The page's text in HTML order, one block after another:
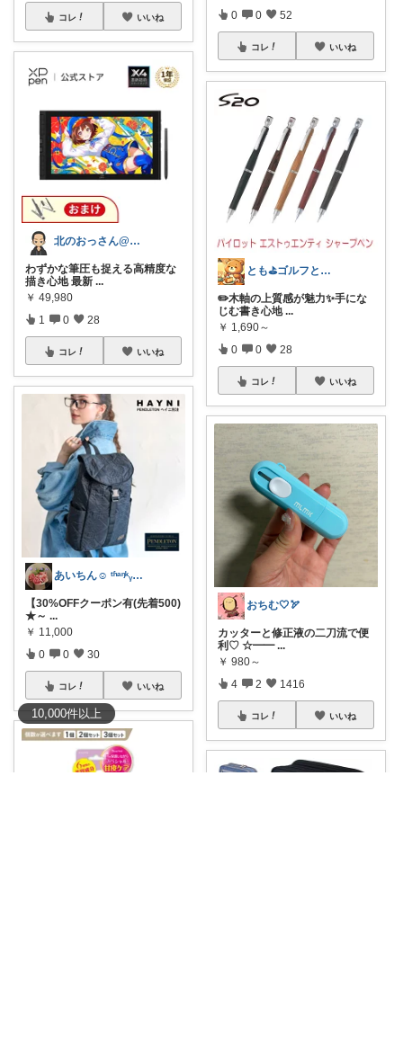
10,000件以上
コレ いいね
北のおっさん@ガジェット好き
わずかな筆圧も捉える高精度な
描き心地 最新 ...
￥ 49,980
1 0 28
コレ いいね
あいちん☺️ ᵗʱᵃᵑᵏᵧₒᵤওೄ ♬*
【30%OFFクーポン有(先着500)
★～ ...
￥ 11,000
0 0 30
コレ いいね
0 0 52
コレ いいね
とも⛳️ゴルフと温泉好き
✏️木軸の上質感が魅力✨手にな
じむ書き心地 ...
￥ 1,690～
0 0 28
コレ いいね
おちむ🤍🏹
カッターと修正液の二刀流で便
利♡ ☆━━ ...
￥ 980～
4 2 1416
コレ いいね